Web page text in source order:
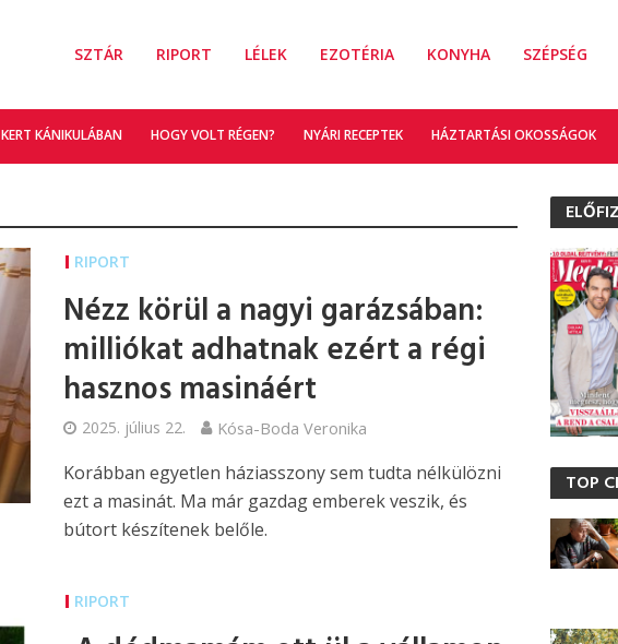
SZTÁR RIPORT LÉLEK EZOTÉRIA KONYHA SZÉPSÉG
KERT KÁNIKULÁBAN HOGY VOLT RÉGEN? NYÁRI RECEPTEK HÁZTARTÁSI OKOSSÁGOK
RIPORT
Nézz körül a nagyi garázsában:
milliókat adhatnak ezért a régi
hasznos masináért
2025. július 22. Kósa-Boda Veronika
Korábban egyetlen háziasszony sem tudta nélkülözni
ezt a masinát. Ma már gazdag emberek veszik, és
bútort készítenek belőle.
RIPORT
TOP